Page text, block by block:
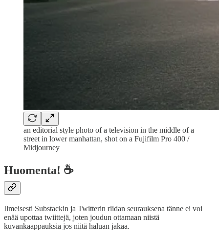
an editorial style photo of a television in the middle of a
street in lower manhattan, shot on a Fujifilm Pro 400 /
Midjourney
Huomenta! ☕
Ilmeisesti Substackin ja Twitterin riidan seurauksena tänne ei voi
enää upottaa twiittejä, joten joudun ottamaan niistä
kuvankaappauksia jos niitä haluan jakaa.